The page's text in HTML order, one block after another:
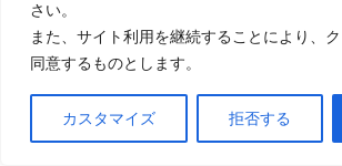
さい。
また、サイト利用を継続することにより、
同意するものとします。
カスタマイズ 拒否する
ナチュラル・カラートリートメント
っていません。
週に２～3度の目安ですが、トリート